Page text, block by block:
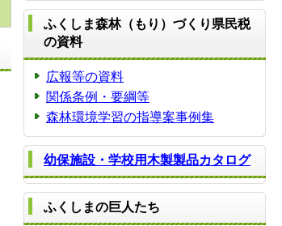
ふくしま森林（もり）づくり県民税
の資料
広報等の資料
関係条例・要綱等
森林環境学習の指導案事例集
幼保施設・学校用木製製品カタログ
ふくしまの巨人たち